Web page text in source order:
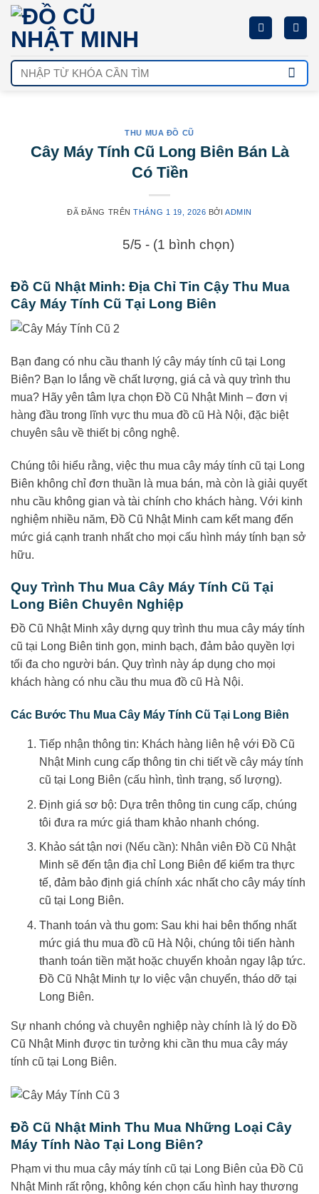
Chuyển
dung
Tìm
kiếm:
THU MUA ĐỒ CŨ
Cây Máy Tính Cũ Long Biên Bán Là
Có Tiền
ĐÃ ĐĂNG TRÊNTHÁNG 1 19, 2026 BỞIADMIN
5/5 - (1 bình chọn)
Đồ Cũ Nhật Minh: Địa Chỉ Tin Cậy Thu Mua
Cây Máy Tính Cũ Tại Long Biên
Bạn đang có nhu cầu thanh lý cây máy tính cũ tại Long
Biên? Bạn lo lắng về chất lượng, giá cả và quy trình thu
mua? Hãy yên tâm lựa chọn Đồ Cũ Nhật Minh – đơn vị
hàng đầu trong lĩnh vực thu mua đồ cũ Hà Nội, đặc biệt
chuyên sâu về thiết bị công nghệ.
Chúng tôi hiểu rằng, việc thu mua cây máy tính cũ tại Long
Biên không chỉ đơn thuần là mua bán, mà còn là giải quyết
nhu cầu không gian và tài chính cho khách hàng. Với kinh
nghiệm nhiều năm, Đồ Cũ Nhật Minh cam kết mang đến
mức giá cạnh tranh nhất cho mọi cấu hình máy tính bạn sở
hữu.
Quy Trình Thu Mua Cây Máy Tính Cũ Tại
Long Biên Chuyên Nghiệp
Đồ Cũ Nhật Minh xây dựng quy trình thu mua cây máy tính
cũ tại Long Biên tinh gọn, minh bạch, đảm bảo quyền lợi
tối đa cho người bán. Quy trình này áp dụng cho mọi
khách hàng có nhu cầu thu mua đồ cũ Hà Nội.
Các Bước Thu Mua Cây Máy Tính Cũ Tại Long Biên
Tiếp nhận thông tin: Khách hàng liên hệ với Đồ Cũ
Nhật Minh cung cấp thông tin chi tiết về cây máy tính
cũ tại Long Biên (cấu hình, tình trạng, số lượng).
Định giá sơ bộ: Dựa trên thông tin cung cấp, chúng
tôi đưa ra mức giá tham khảo nhanh chóng.
Khảo sát tận nơi (Nếu cần): Nhân viên Đồ Cũ Nhật
Minh sẽ đến tận địa chỉ Long Biên để kiểm tra thực
tế, đảm bảo định giá chính xác nhất cho cây máy tính
cũ tại Long Biên.
Thanh toán và thu gom: Sau khi hai bên thống nhất
mức giá thu mua đồ cũ Hà Nội, chúng tôi tiến hành
thanh toán tiền mặt hoặc chuyển khoản ngay lập tức.
Đồ Cũ Nhật Minh tự lo việc vận chuyển, tháo dỡ tại
Long Biên.
Sự nhanh chóng và chuyên nghiệp này chính là lý do Đồ
Cũ Nhật Minh được tin tưởng khi cần thu mua cây máy
tính cũ tại Long Biên.
Đồ Cũ Nhật Minh Thu Mua Những Loại Cây
Máy Tính Nào Tại Long Biên?
Phạm vi thu mua cây máy tính cũ tại Long Biên của Đồ Cũ
Nhật Minh rất rộng, không kén chọn cấu hình hay thương